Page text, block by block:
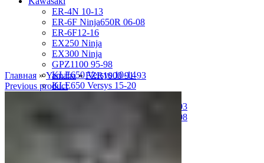
ER-4N 10-13
ER-6F Ninja650R 06-08
ER-6F12-16
EX250 Ninja
EX300 Ninja
GPZ1100 95-98
KLE650 Versys 10-14
KLE650 Versys 15-20
VN1500 Vulcan Mean Streak 02-03
VN1600 Vulcan Mean Streak 04-08
ZL400D Eliminator 95-96
Главная »Yamaha»FZR1000 91-93
Previous product